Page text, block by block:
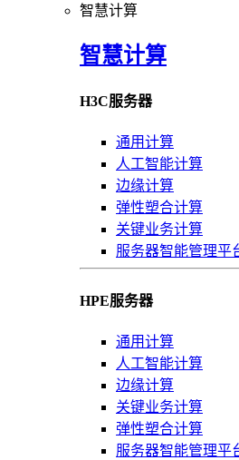
智慧计算
智慧计算
H3C服务器
通用计算
人工智能计算
边缘计算
弹性塑合计算
关键业务计算
服务器智能管理平
HPE服务器
通用计算
人工智能计算
边缘计算
关键业务计算
弹性塑合计算
服务器智能管理平